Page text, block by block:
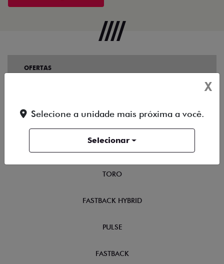
OFERTAS
TORO
FASTBACK HYBRID
PULSE
FASTBACK
X
Selecione a unidade mais próxima a você.
Selecionar